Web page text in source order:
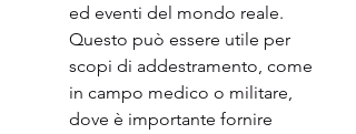
ed eventi del mondo reale.
Questo può essere utile per
scopi di addestramento, come
in campo medico o militare,
dove è importante fornire